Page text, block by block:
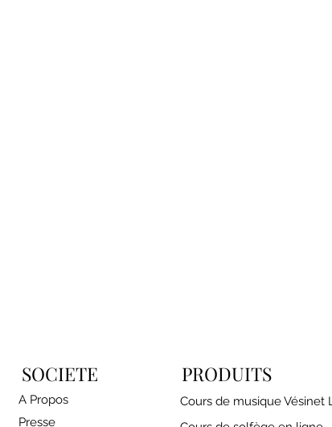
SOCIETE
A Propos
Presse
PRODUITS
Cours de musique Vésinet